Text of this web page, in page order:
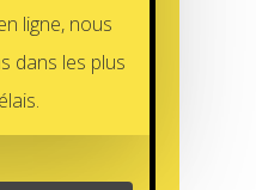
ligne, nous
dans les plus